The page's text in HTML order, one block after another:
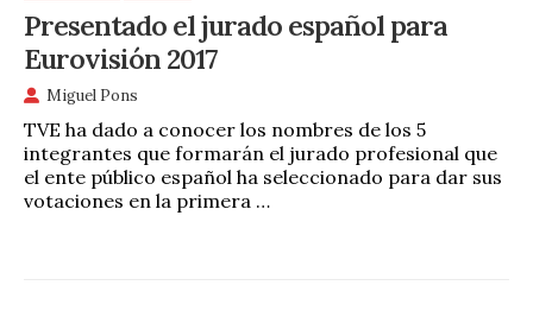
Presentado el jurado español para
Eurovisión 2017
Miguel Pons
TVE ha dado a conocer los nombres de los 5
integrantes que formarán el jurado profesional que
el ente público español ha seleccionado para dar sus
votaciones en la primera …